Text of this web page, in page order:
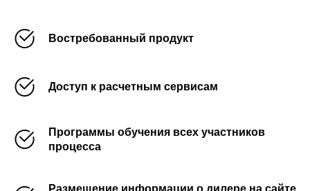
Востребованный продукт
Доступ к расчетным сервисам
Программы обучения всех участников
процесса